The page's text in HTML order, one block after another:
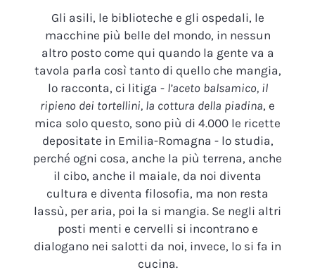
Gli asili, le biblioteche e gli ospedali, le
macchine più belle del mondo, in nessun
altro posto come qui quando la gente va a
tavola parla così tanto di quello che mangia,
lo racconta, ci litiga - l’aceto balsamico, il
ripieno dei tortellini, la cottura della piadina, e
mica solo questo, sono più di 4.000 le ricette
depositate in Emilia-Romagna - lo studia,
perché ogni cosa, anche la più terrena, anche
il cibo, anche il maiale, da noi diventa
cultura e diventa filosofia, ma non resta
lassù, per aria, poi la si mangia. Se negli altri
posti menti e cervelli si incontrano e
dialogano nei salotti da noi, invece, lo si fa in
cucina.